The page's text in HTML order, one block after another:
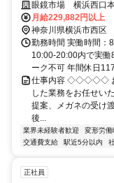
なめ・業界No1！
眼鏡市場 横浜西口
月給229,882円以上
神奈川県横浜市西区
勤務時間 実働時間：
10:00-20:00内で実
ーク不可 年間休日
仕事内容 ◇◇◇◇◇
した業務をお任せい
提案、メガネの受け
後...
業界未経験者歓迎 変形労働
交通費支給
駅近5分以内
正社員